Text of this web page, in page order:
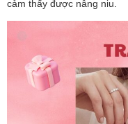
cảm thấy được nâng niu.